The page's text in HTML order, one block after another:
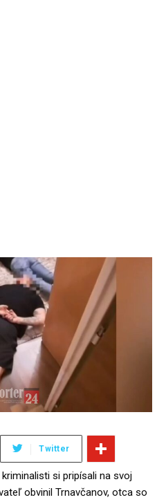
Twitter
si pripísali na svoj
obvinil Trnavčanov, otca so